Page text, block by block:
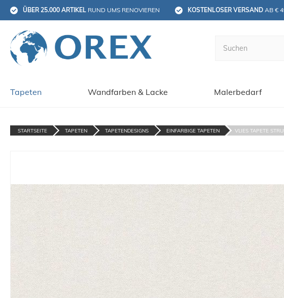
ÜBER 25.000 ARTIKEL RUND UMS RENOVIEREN KOSTENLOSER VERSAND AB €
Tapeten Wandfarben & Lacke Malerbedarf
STARTSEITE TAPETEN TAPETENDESIGNS EINFARBIGE TAPETEN VLIES TAPETE